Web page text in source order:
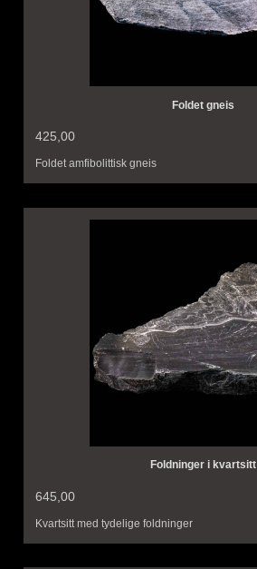
Foldet gneis
425,00
Foldet amfibolittisk gneis
Foldninger i kvartsitt
645,00
Kvartsitt med tydelige foldninger